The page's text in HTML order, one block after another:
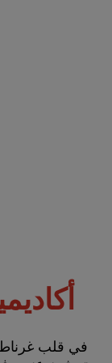
في قلب